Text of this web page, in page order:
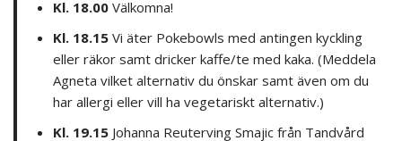
Kl. 18.00 Välkomna!
Kl. 18.15 Vi äter Pokebowls med antingen kyckling
eller räkor samt dricker kaffe/te med kaka. (Meddela
Agneta vilket alternativ du önskar samt även om du
har allergi eller vill ha vegetariskt alternativ.)
Kl. 19.15 Johanna Reuterving Smajic från Tandvård